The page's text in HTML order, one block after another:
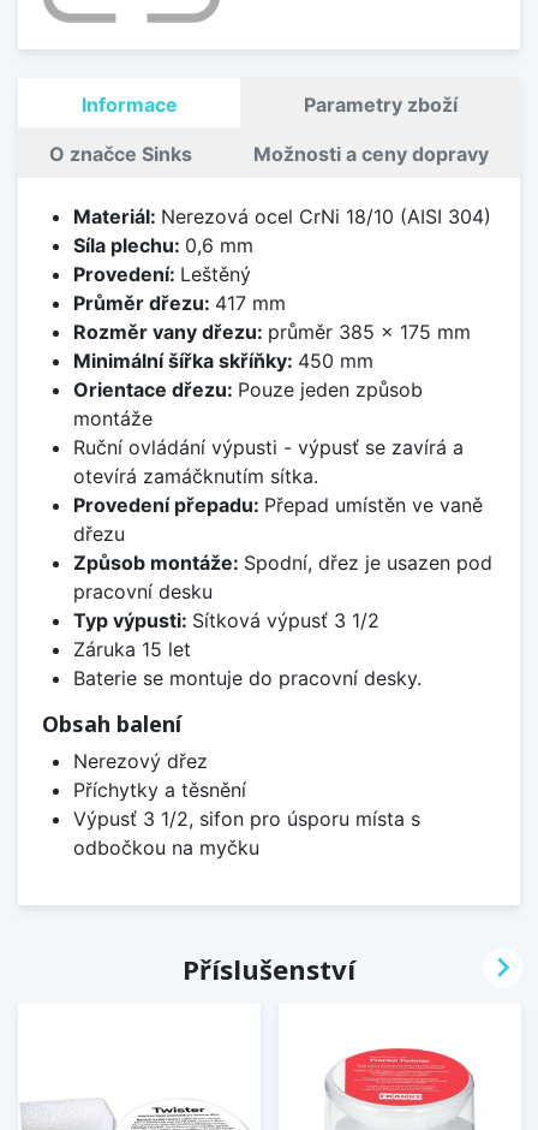
Informace Parametry zboží
O značce Sinks Možnosti a ceny dopravy
Materiál: Nerezová ocel CrNi 18/10 (AISI 304)
Síla plechu: 0,6 mm
Provedení: Leštěný
Průměr dřezu: 417 mm
Rozměr vany dřezu: průměr 385 x 175 mm
Minimální šířka skříňky: 450 mm
Orientace dřezu: Pouze jeden způsob
montáže
Ruční ovládání výpusti - výpusť se zavírá a
otevírá zamáčknutím sítka.
Provedení přepadu: Přepad umístěn ve vaně
dřezu
Způsob montáže: Spodní, dřez je usazen pod
pracovní desku
Typ výpusti: Sítková výpusť 3 1/2
Záruka 15 let
Baterie se montuje do pracovní desky.
Obsah balení
Nerezový dřez
Příchytky a těsnění
Výpusť 3 1/2, sifon pro úsporu místa s
odbočkou na myčku
Příslušenství 